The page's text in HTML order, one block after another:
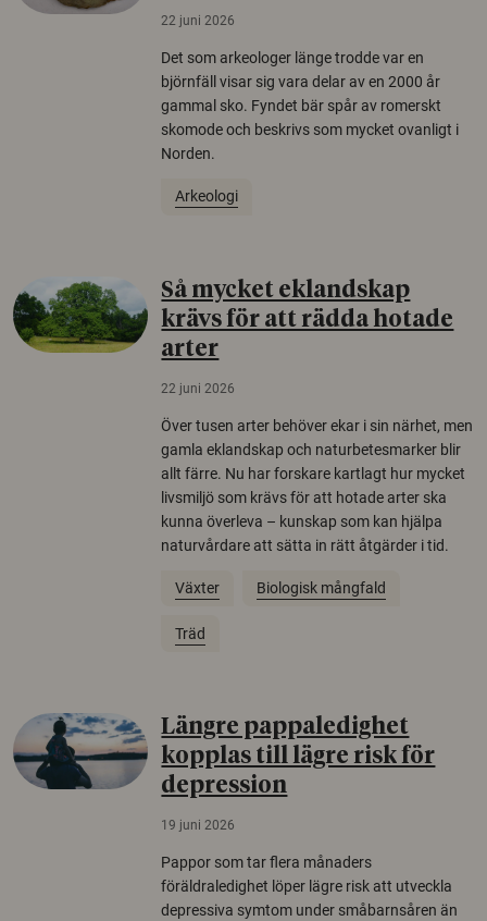
22 juni 2026
Det som arkeologer länge trodde var en
björnfäll visar sig vara delar av en 2000 år
gammal sko. Fyndet bär spår av romerskt
skomode och beskrivs som mycket ovanligt i
Norden.
Arkeologi
Så mycket eklandskap
krävs för att rädda hotade
arter
22 juni 2026
Över tusen arter behöver ekar i sin närhet, men
gamla eklandskap och naturbetesmarker blir
allt färre. Nu har forskare kartlagt hur mycket
livsmiljö som krävs för att hotade arter ska
kunna överleva – kunskap som kan hjälpa
naturvårdare att sätta in rätt åtgärder i tid.
Växter Biologisk mångfald
Träd
Längre pappaledighet
kopplas till lägre risk för
depression
19 juni 2026
Pappor som tar flera månaders
föräldraledighet löper lägre risk att utveckla
depressiva symtom under småbarnsåren än